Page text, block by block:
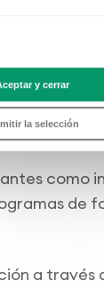
y cerrar
la selección
se rigen por
de
como
de
a través